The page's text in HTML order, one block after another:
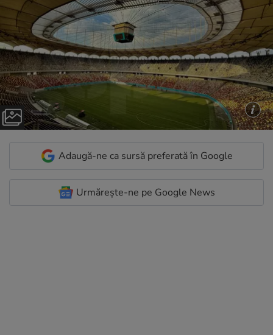
Adaugă-ne ca sursă preferată în Google
Urmărește-ne pe Google News